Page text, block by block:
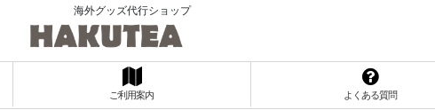
海外グッズ代行ショップ
ご利用案内 よくある質問